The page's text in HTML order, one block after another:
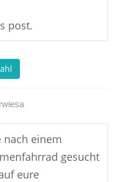
post.
nach einem
gesucht
eure